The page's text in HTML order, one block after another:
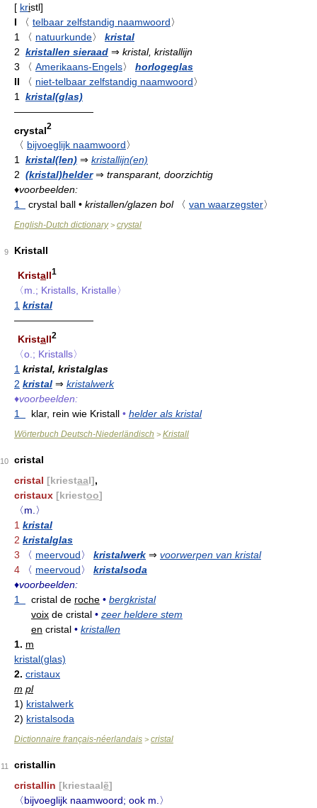
[ kristl]
I
〈 telbaar zelfstandig naamwoord〉
1
〈 natuurkunde〉
kristal
2 kristallen sieraad ⇒ kristal, kristallijn
3
〈 Amerikaans-Engels〉
horlogeglas
II
〈 niet-telbaar zelfstandig naamwoord〉
1
kristal(glas)
————————
crystal2
〈 bijvoeglijk naamwoord〉
1 kristal(len) ⇒ kristallijn(en)
2 (kristal)helder⇒ transparant, doorzichtig
♦voorbeelden:
1
crystal ball • kristallen/glazen bol 〈 van waarzegster〉
English-Dutch dictionary> crystal
9 Kristall
Kristall1
〈m.; Kristalls, Kristalle〉
1 kristal
————————
Kristall2
〈o.; Kristalls〉
1 kristal, kristalglas
2 kristal ⇒ kristalwerk
♦voorbeelden:
1
klar, rein wie Kristall • helder als kristal
Wörterbuch Deutsch-Niederländisch > Kristall
10
cristal
cristal [kriestaal],
cristaux [kriestoo]
〈m.〉
1 kristal
2 kristalglas
3
〈 meervoud〉 kristalwerk ⇒ voorwerpen van kristal
4
〈 meervoud〉
kristalsoda
♦voorbeelden:
1
cristal de roche • bergkristal
voix de cristal • zeer heldere stem
en cristal • kristallen
1. m
kristal(glas)
2. cristaux
m pl
1) kristalwerk
2) kristalsoda
Dictionnaire français-néerlandais > cristal
11
cristallin
cristallin [kriestaalẽ]
〈bijvoeglijk naamwoord; ook m.〉